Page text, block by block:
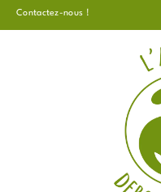
Aller
Contactez-nous !